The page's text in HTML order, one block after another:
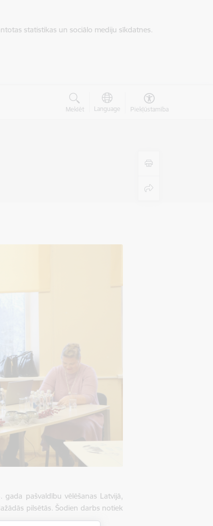
statistikas un sociālo mediju sīkdatnes.
Meklēt Language Piekļūstamība
pašvaldību vēlēšanas Latvijā,
pilsētās. Šodien darbs notiek